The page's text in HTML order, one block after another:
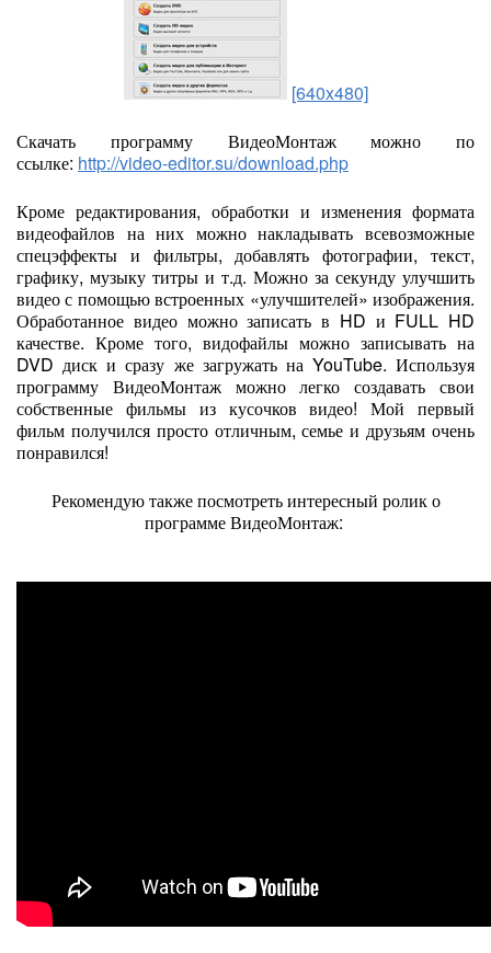
[640x480]
Скачать программу ВидеоМонтаж можно по
ссылке: http://video-editor.su/download.php
Кроме редактирования, обработки и изменения формата
видеофайлов на них можно накладывать всевозможные
спецэффекты и фильтры, добавлять фотографии, текст,
графику, музыку титры и т.д. Можно за секунду улучшить
видео с помощью встроенных «улучшителей» изображения.
Обработанное видео можно записать в HD и FULL HD
качестве. Кроме того, видофайлы можно записывать на
DVD диск и сразу же загружать на YouTube. Используя
программу ВидеоМонтаж можно легко создавать свои
собственные фильмы из кусочков видео! Мой первый
фильм получился просто отличным, семье и друзьям очень
понравился!
Рекомендую также посмотреть интересный ролик о
программе ВидеоМонтаж: